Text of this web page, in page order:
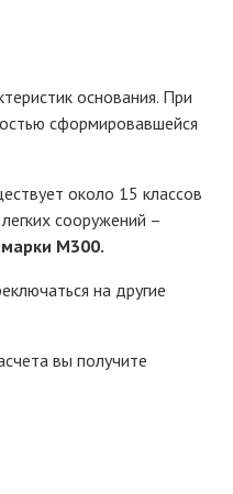
основания. При
сформировавшейся
около 15 классов
сооружений –
марки М300.
на другие
вы получите